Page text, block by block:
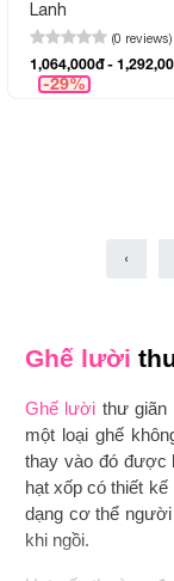
Lạnh
(0 reviews)
1,064,000đ -
-29%
‹
Ghế lười
Ghế lười thư giãn
một loại ghế
thay vào đó được
hạt xốp có thiết
dạng cơ thể
khi ngồi.